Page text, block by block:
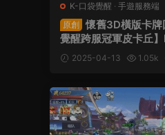
K-口袋覺醒 · 手遊服務端
原創
懷舊3D橫版卡
覺醒跨服冠軍皮卡丘
端+管理後台+GM授
雙端+視頻架設教程
2025-04-13 1.05k